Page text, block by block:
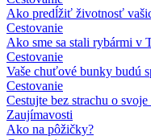
Ako predĺžiť životnosť
Cestovanie
Ako sme sa stali rybármi v
Cestovanie
Vaše chuťové bunky budú
Cestovanie
Cestujte bez strachu o
Zaujímavosti
Ako na pôžičky?